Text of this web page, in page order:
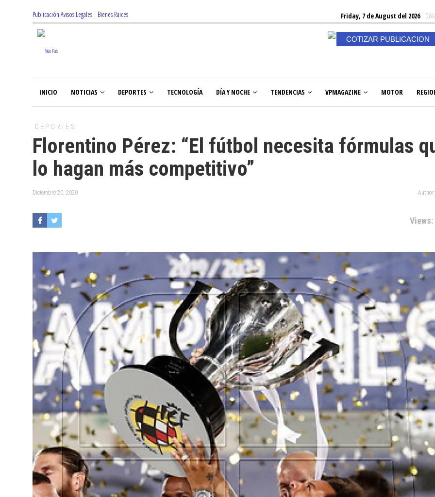
Publicación Avisos Legales | Bienes Raices Friday, 7 de August del 2026
COTIZAR PUBLICACION
INICIO NOTICIAS DEPORTES TECNOLOGÍA DÍA Y NOCHE TENDENCIAS VPMAGAZINE MOTOR
DEPORTES
Florentino Pérez: “El fútbol necesita fórmulas
lo hagan más competitivo”
Diciembre 20, 2020
Views: